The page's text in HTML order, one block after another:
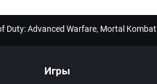
Duty: Advanced Warfare, Mortal
Игры